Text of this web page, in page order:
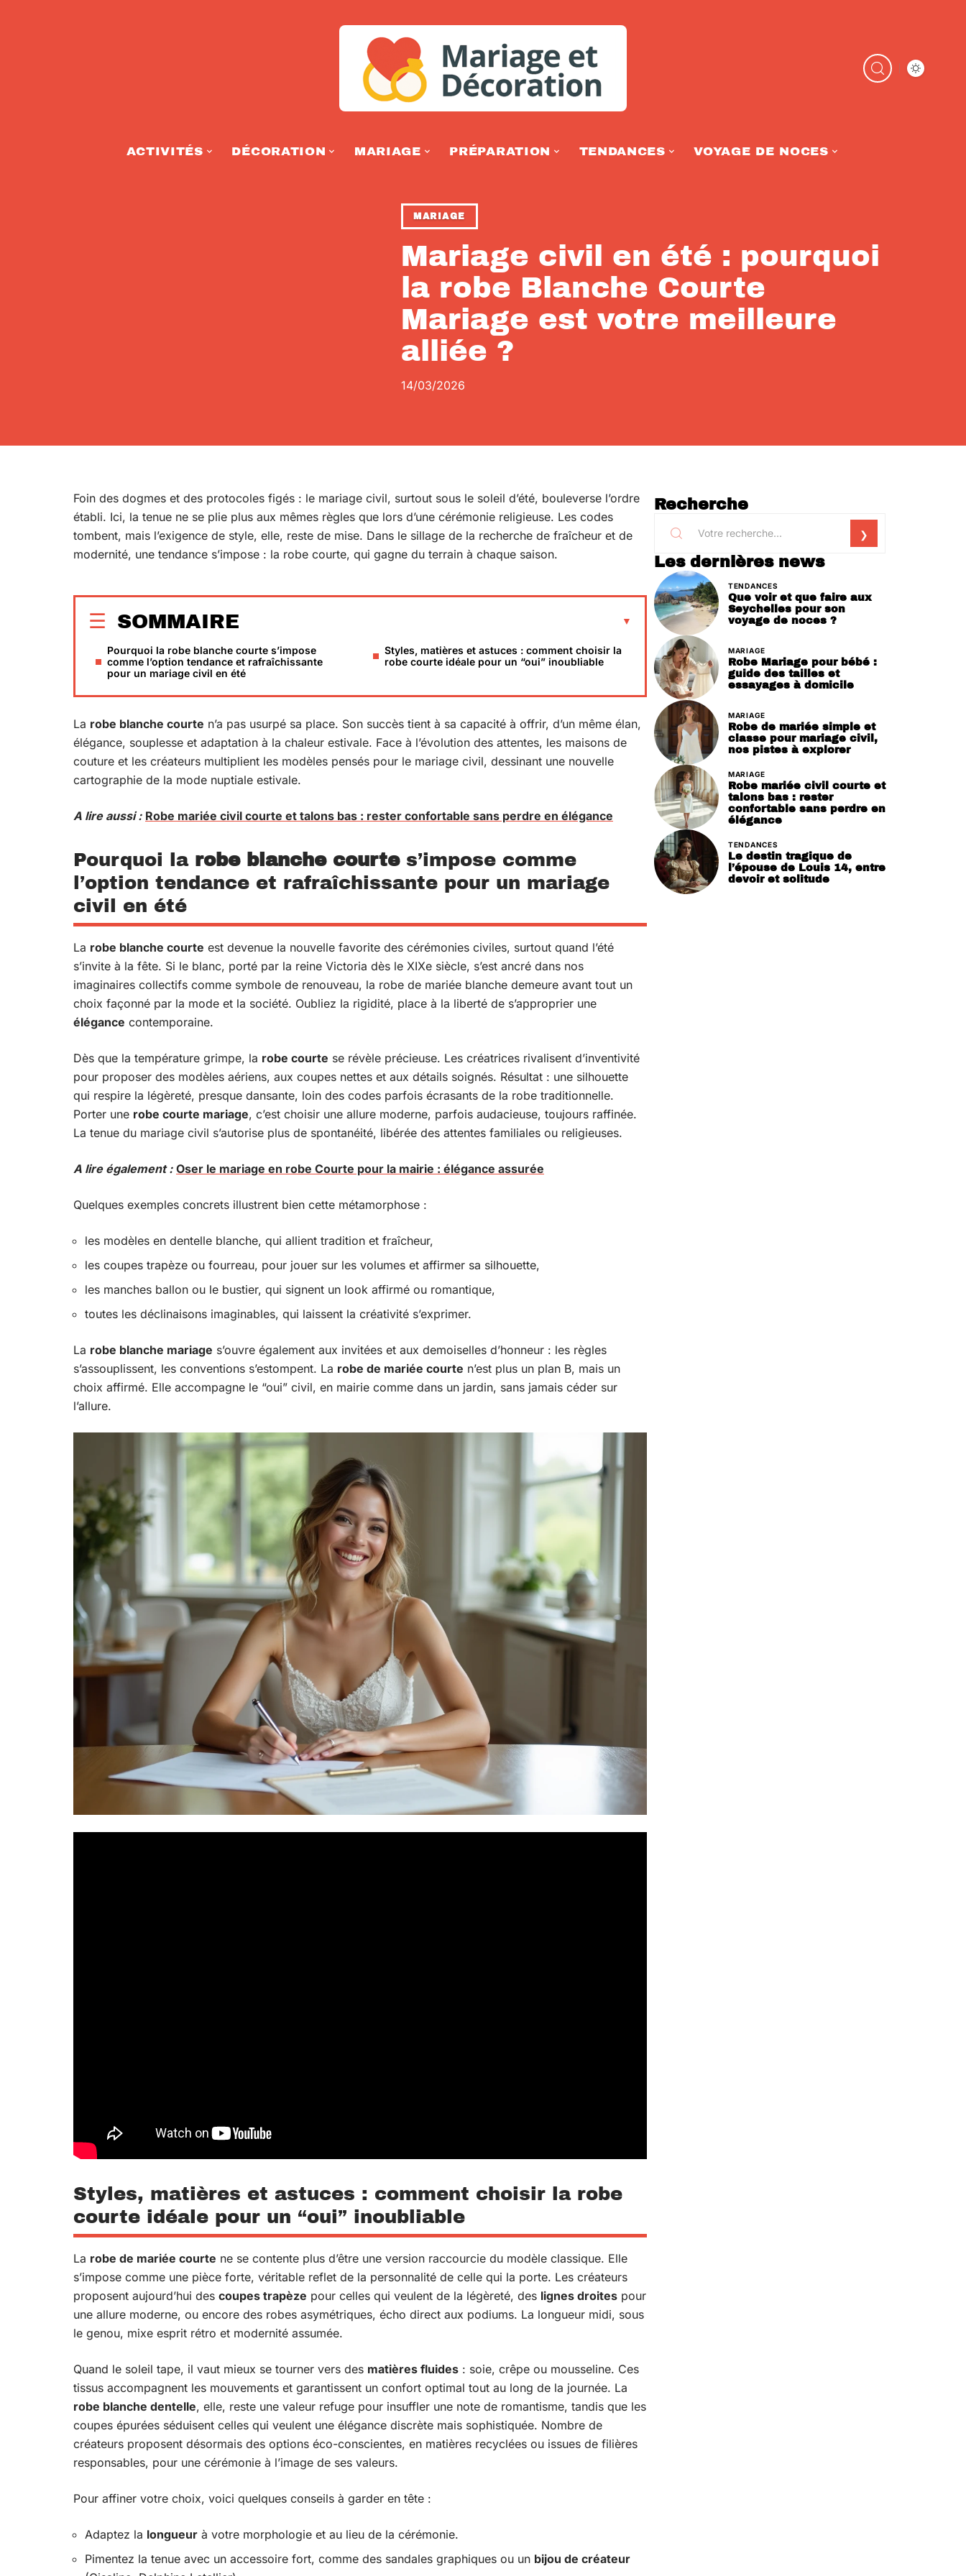
ACTIVITÉS DÉCORATION MARIAGE PRÉPARATION TENDANCES VOYAGE DE NOCES
MARIAGE
Mariage civil en été : pourquoi
la robe Blanche Courte
Mariage est votre meilleure
alliée ?
14/03/2026
Foin des dogmes et des protocoles figés : le mariage civil, surtout sous le soleil d’été, bouleverse l’ordre
établi. Ici, la tenue ne se plie plus aux mêmes règles que lors d’une cérémonie religieuse. Les codes
tombent, mais l’exigence de style, elle, reste de mise. Dans le sillage de la recherche de fraîcheur et de
modernité, une tendance s’impose : la robe courte, qui gagne du terrain à chaque saison.
SOMMAIRE
Pourquoi la robe blanche courte s’impose
comme l’option tendance et rafraîchissante
pour un mariage civil en été
Styles, matières et astuces : comment choisir la
robe courte idéale pour un “oui” inoubliable
La robe blanche courte n’a pas usurpé sa place. Son succès tient à sa capacité à offrir, d’un même élan,
élégance, souplesse et adaptation à la chaleur estivale. Face à l’évolution des attentes, les maisons de
couture et les créateurs multiplient les modèles pensés pour le mariage civil, dessinant une nouvelle
cartographie de la mode nuptiale estivale.
A lire aussi : Robe mariée civil courte et talons bas : rester confortable sans perdre en élégance
Pourquoi la robe blanche courtes’impose comme
l’option tendance et rafraîchissante pour un mariage
civil en été
La robe blanche courte est devenue la nouvelle favorite des cérémonies civiles, surtout quand l’été
s’invite à la fête. Si le blanc, porté par la reine Victoria dès le XIXe siècle, s’est ancré dans nos
imaginaires collectifs comme symbole de renouveau, la robe de mariée blanche demeure avant tout un
choix façonné par la mode et la société. Oubliez la rigidité, place à la liberté de s’approprier une
élégance contemporaine.
Dès que la température grimpe, la robe courte se révèle précieuse. Les créatrices rivalisent d’inventivité
pour proposer des modèles aériens, aux coupes nettes et aux détails soignés. Résultat : une silhouette
qui respire la légèreté, presque dansante, loin des codes parfois écrasants de la robe traditionnelle.
Porter une robe courte mariage, c’est choisir une allure moderne, parfois audacieuse, toujours raffinée.
La tenue du mariage civil s’autorise plus de spontanéité, libérée des attentes familiales ou religieuses.
A lire également : Oser le mariage en robe Courte pour la mairie : élégance assurée
Quelques exemples concrets illustrent bien cette métamorphose :
les modèles en dentelle blanche, qui allient tradition et fraîcheur,
les coupes trapèze ou fourreau, pour jouer sur les volumes et affirmer sa silhouette,
les manches ballon ou le bustier, qui signent un look affirmé ou romantique,
toutes les déclinaisons imaginables, qui laissent la créativité s’exprimer.
La robe blanche mariage s’ouvre également aux invitées et aux demoiselles d’honneur : les règles
s’assouplissent, les conventions s’estompent. La robe de mariée courte n’est plus un plan B, mais un
choix affirmé. Elle accompagne le “oui” civil, en mairie comme dans un jardin, sans jamais céder sur
l’allure.
Styles, matières et astuces : comment choisir la robe
courte idéale pour un “oui” inoubliable
La robe de mariée courte ne se contente plus d’être une version raccourcie du modèle classique. Elle
s’impose comme une pièce forte, véritable reflet de la personnalité de celle qui la porte. Les créateurs
proposent aujourd’hui des coupes trapèze pour celles qui veulent de la légèreté, des lignes droites pour
une allure moderne, ou encore des robes asymétriques, écho direct aux podiums. La longueur midi, sous
le genou, mixe esprit rétro et modernité assumée.
Quand le soleil tape, il vaut mieux se tourner vers des matières fluides : soie, crêpe ou mousseline. Ces
tissus accompagnent les mouvements et garantissent un confort optimal tout au long de la journée. La
robe blanche dentelle, elle, reste une valeur refuge pour insuffler une note de romantisme, tandis que les
coupes épurées séduisent celles qui veulent une élégance discrète mais sophistiquée. Nombre de
créateurs proposent désormais des options éco-conscientes, en matières recyclées ou issues de filières
responsables, pour une cérémonie à l’image de ses valeurs.
Pour affiner votre choix, voici quelques conseils à garder en tête :
Adaptez la longueur à votre morphologie et au lieu de la cérémonie.
Pimentez la tenue avec un accessoire fort, comme des sandales graphiques ou un bijou de créateur
Recherche
Les dernières news
TENDANCES
Que voir et que faire aux
Seychelles pour son
voyage de noces ?
MARIAGE
Robe Mariage pour bébé :
guide des tailles et
essayages à domicile
MARIAGE
Robe de mariée simple et
classe pour mariage civil,
nos pistes à explorer
MARIAGE
Robe mariée civil courte et
talons bas : rester
confortable sans perdre en
élégance
TENDANCES
Le destin tragique de
l’épouse de Louis 14, entre
devoir et solitude